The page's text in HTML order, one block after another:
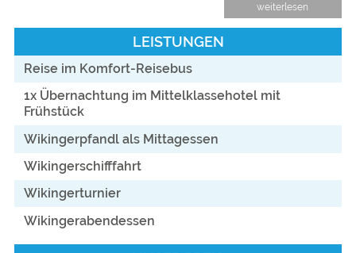
Fahrt in die Dreiflüssestadt Passau. Die einzigartige Lage der
Stadt, in welcher die Flüsse Donau, Inn und Ilz
zusammenfließen wird auch das bayerische Venedig genannt.
Interessant sind die verschiedenen Flussfarben der eher
bräunlich schimmernden Donau, der grünen Inn aus dem
Alpen und die aus einem Moorgebiet kommende schwarze Ilz.
Sie alle vereinen sich zu dem großen Donaustrom, der gegen
Osten weiterzieht. Genießen Sie vor der Heimreise die
ihren romantischen Plätzen, Promenaden und
beeindruckenden Sehenswürdigkeiten.
weiterlesen
LEISTUNGEN
Reise im Komfort-Reisebus
1x Übernachtung im Mittelklassehotel mit
Frühstück
Wikingerpfandl als Mittagessen
Wikingerschifffahrt
Wikingerturnier
Wikingerabendessen